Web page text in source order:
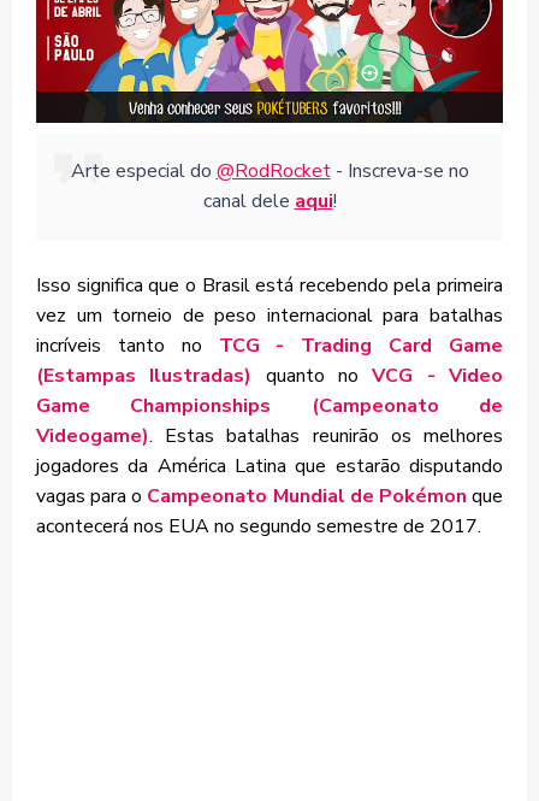
Arte especial do @RodRocket- Inscreva-se no
canal dele aqui!
Isso significa que o Brasil está recebendo pela primeira
vez um torneio de peso internacional para batalhas
incríveis tanto no TCG - Trading Card Game
(Estampas Ilustradas)
quanto noVCG - Video
Game Championships (Campeonato de
Videogame). Estas batalhas reunirão os melhores
jogadores da América Latina que estarão disputando
vagas para o Campeonato Mundial de Pokémon que
acontecerá nos EUA no segundo semestre de 2017.